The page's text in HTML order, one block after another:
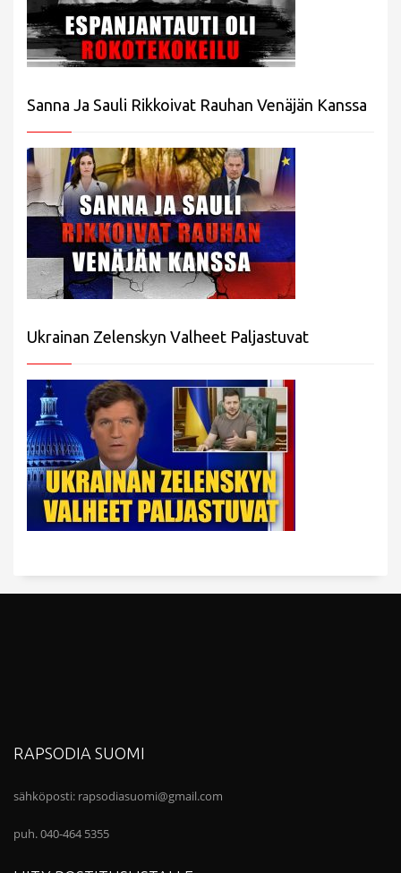
Sanna Ja Sauli Rikkoivat Rauhan Venäjän Kanssa
Ukrainan Zelenskyn Valheet Paljastuvat
RAPSODIA SUOMI
sähköposti: rapsodiasuomi@gmail.com
puh. 040-464 5355